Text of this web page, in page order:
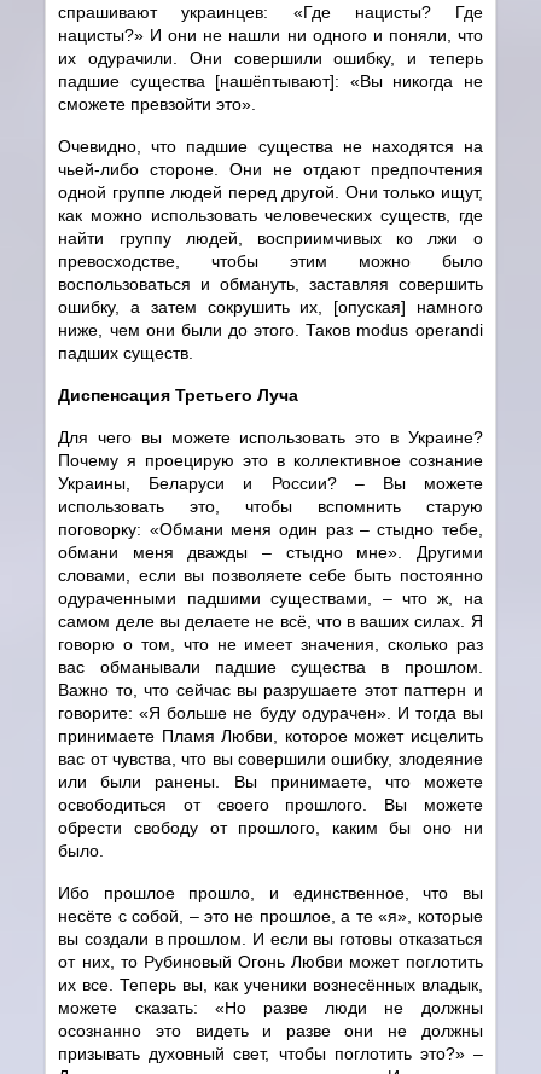
спрашивают украинцев: «Где нацисты? Где
нацисты?» И они не нашли ни одного и поняли, что
их одурачили. Они совершили ошибку, и теперь
падшие существа [нашёптывают]: «Вы никогда не
сможете превзойти это».
Очевидно, что падшие существа не находятся на
чьей-либо стороне. Они не отдают предпочтения
одной группе людей перед другой. Они только ищут,
как можно использовать человеческих существ, где
найти группу людей, восприимчивых ко лжи о
превосходстве, чтобы этим можно было
воспользоваться и обмануть, заставляя совершить
ошибку, а затем сокрушить их, [опуская] намного
ниже, чем они были до этого. Таков modus operandi
падших существ.
Диспенсация Третьего Луча
Для чего вы можете использовать это в Украине?
Почему я проецирую это в коллективное сознание
Украины, Беларуси и России? – Вы можете
использовать это, чтобы вспомнить старую
поговорку: «Обмани меня один раз – стыдно тебе,
обмани меня дважды – стыдно мне». Другими
словами, если вы позволяете себе быть постоянно
одураченными падшими существами, – что ж, на
самом деле вы делаете не всё, что в ваших силах. Я
говорю о том, что не имеет значения, сколько раз
вас обманывали падшие существа в прошлом.
Важно то, что сейчас вы разрушаете этот паттерн и
говорите: «Я больше не буду одурачен». И тогда вы
принимаете Пламя Любви, которое может исцелить
вас от чувства, что вы совершили ошибку, злодеяние
или были ранены. Вы принимаете, что можете
освободиться от своего прошлого. Вы можете
обрести свободу от прошлого, каким бы оно ни
было.
Ибо прошлое прошло, и единственное, что вы
несёте с собой, – это не прошлое, а те «я», которые
вы создали в прошлом. И если вы готовы отказаться
от них, то Рубиновый Огонь Любви может поглотить
их все. Теперь вы, как ученики вознесённых владык,
можете сказать: «Но разве люди не должны
осознанно это видеть и разве они не должны
призывать духовный свет, чтобы поглотить это?» –